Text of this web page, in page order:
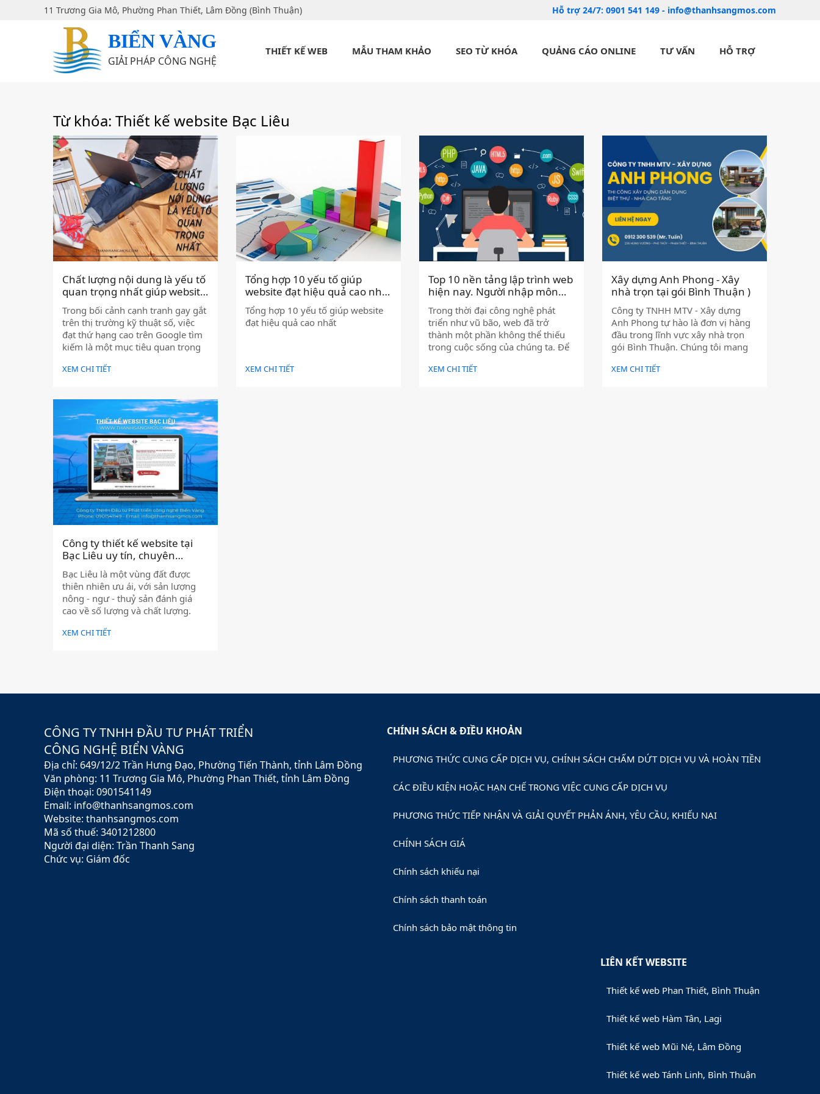
11 Trương Gia Mô, Phường Phan Thiết, Lâm Đồng (Bình Thuận) Hỗ trợ 24/7: 0901 541 149 - info@thanhsangmos.com
BIỂN VÀNG
GIẢI PHÁP CÔNG NGHỆ
THIẾT KẾ WEB MẪU THAM KHẢO SEO TỪ KHÓA QUẢNG CÁO ONLINE TƯ VẤN HỖ TRỢ
Từ khóa: Thiết kế website Bạc Liêu
Chất lượng nội dung là yếu tố
quan trọng nhất giúp website
tăng hạng trong Google tìm
kiếm )
Trong bối cảnh cạnh tranh gay gắt
trên thị trường kỹ thuật số, việc
đạt thứ hạng cao trên Google tìm
kiếm là một mục tiêu quan trọng
nhiều yếu tố ảnh hưởng đến thứ
backlink, và trải nghiệm người
dùng. Tuy nhiên, yếu tố cốt lõi và
bền vững nhất chính là chất lượng
nội dung. Google ngày càng ưu
tiên nội dung chất lượng, mang lại
giá trị thực sự cho người dùng,
thay vì chỉ tập trung vào các yếu tố
kỹ thuật SEO.
XEM CHI TIẾT
Tổng hợp 10 yếu tố giúp
website đạt hiệu quả cao nhất
Tổng hợp 10 yếu tố giúp website
đạt hiệu quả cao nhất
XEM CHI TIẾT
Top 10 nền tảng lập trình web
hiện nay. Người nhập môn
lập trình web cần đọc để nắm
)
Trong thời đại công nghệ phát
triển như vũ bão, web đã trở
thành một phần không thể thiếu
trong cuộc sống của chúng ta. Để
web chất lượng, cần có sự kết hợp
XEM CHI TIẾT
Xây dựng Anh Phong - Xây
nhà trọn tại gói Bình Thuận )
Công ty TNHH MTV - Xây dựng
Anh Phong tự hào là đơn vị hàng
đầu trong lĩnh vực xây nhà trọn
gói Bình Thuận. Chúng tôi mang
khâu thiết kế, thi công cho đến
XEM CHI TIẾT
Công ty thiết kế website tại
Bạc Liêu uy tín, chuyên
nghiệp. Hỗ trợ tận tình )
Bạc Liêu là một vùng đất được
thiên nhiên ưu ái, với sản lượng
nông - ngư - thuỷ sản đánh giá
cao về số lượng và chất lượng.
bá các mặt hàng này đến thị
XEM CHI TIẾT
CÔNG TY TNHH ĐẦU TƯ PHÁT TRIỂN
CÔNG NGHỆ BIỂN VÀNG
Địa chỉ: 649/12/2 Trần Hưng Đạo, Phường Tiến Thành, tỉnh Lâm Đồng
Văn phòng: 11 Trương Gia Mô, Phường Phan Thiết, tỉnh Lâm Đồng
Điện thoại: 0901541149
Email: info@thanhsangmos.com
Website: thanhsangmos.com
Mã số thuế: 3401212800
Người đại diện: Trần Thanh Sang
Chức vụ: Giám đốc
CHÍNH SÁCH & ĐIỀU KHOẢN
PHƯƠNG THỨC CUNG CẤP DỊCH VỤ, CHÍNH SÁCH CHẤM DỨT DỊCH VỤ VÀ HOÀN TIỀN
CÁC ĐIỀU KIỆN HOẶC HẠN CHẾ TRONG VIỆC CUNG CẤP DỊCH VỤ
PHƯƠNG THỨC TIẾP NHẬN VÀ GIẢI QUYẾT PHẢN ÁNH, YÊU CẦU, KHIẾU NẠI
CHÍNH SÁCH GIÁ
Chính sách khiếu nại
Chính sách thanh toán
Chính sách bảo mật thông tin
LIÊN KẾT WEBSITE
Thiết kế web Phan Thiết, Bình Thuận
Thiết kế web Hàm Tân, Lagi
Thiết kế web Mũi Né, Lâm Đồng
Thiết kế web Tánh Linh, Bình Thuận